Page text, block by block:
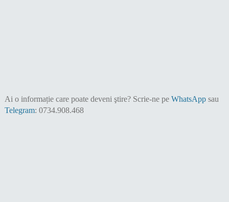
Ai o informație care poate deveni ştire? Scrie-ne pe WhatsAppsau
Telegram: 0734.908.468